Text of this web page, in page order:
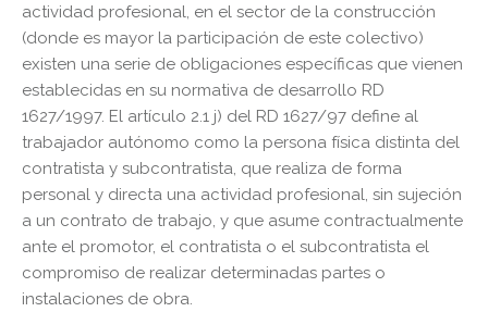
actividad profesional, en el sector de la construcción
(donde es mayor la participación de este colectivo)
existen una serie de obligaciones específicas que vienen
establecidas en su normativa de desarrollo RD
1627/1997. El artículo 2.1 j) del RD 1627/97 define al
trabajador autónomo como la persona física distinta del
contratista y subcontratista, que realiza de forma
personal y directa una actividad profesional, sin sujeción
a un contrato de trabajo, y que asume contractualmente
ante el promotor, el contratista o el subcontratista el
compromiso de realizar determinadas partes o
instalaciones de obra.